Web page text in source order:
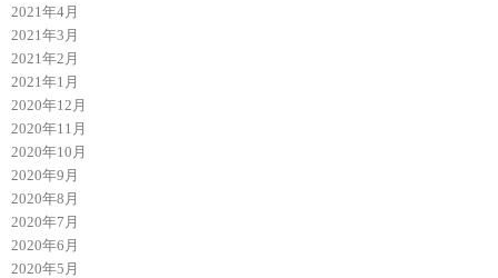
2021年4月
2021年3月
2021年2月
2021年1月
2020年12月
2020年11月
2020年10月
2020年9月
2020年8月
2020年7月
2020年6月
2020年5月